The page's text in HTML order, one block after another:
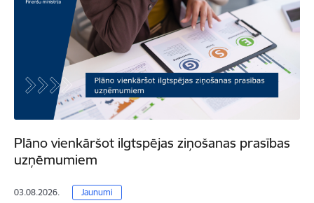
Plāno vienkāršot ilgtspējas ziņošanas prasības
uzņēmumiem
03.08.2026. Jaunumi